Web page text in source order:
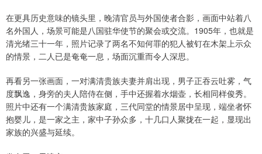
在更具历史意味的镜头里，晚清官员与外国使者合影，画面中站着八
名外国人，场景可能是八国驻华使节的聚会或交流。1905年，也就是
清光绪三十一年，照片记录了两名不知何罪的犯人被钉在木架上示众
的情景，二人已是奄奄一息，场面沉重而令人深思。
再看另一张画面，一对满清贵族夫妻并肩出现，男子正吞云吐雾，气
度飘逸，身旁的夫人陪侍在侧，手中还握着水烟壶，长相同样俊秀。
照片中还有一个满清贵族家庭，三代同堂的情景居中呈现，端坐者怀
抱婴儿，是一家之主，家中子孙众多，十几口人聚拢在一起，显现出
家族的兴盛与延续。